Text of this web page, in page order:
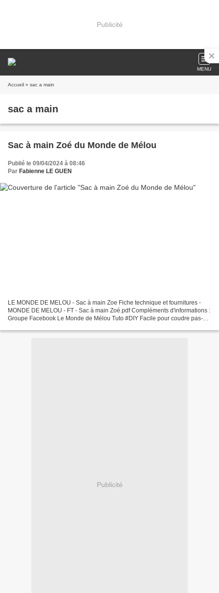
Publicité
MENU
Accueil » sac a main
sac a main
Sac à main Zoé du Monde de Mélou
Publié le 09/04/2024 à 08:46
Par Fabienne LE GUEN
LE MONDE DE MELOU - Sac à main Zoe Fiche technique et fournitures -
MONDE DE MELOU - FT - Sac à main Zoé.pdf Compléments d'informations :
Groupe Facebook Le Monde de Mélou Tuto #DIY Facile pour coudre pas-à-
Publicité